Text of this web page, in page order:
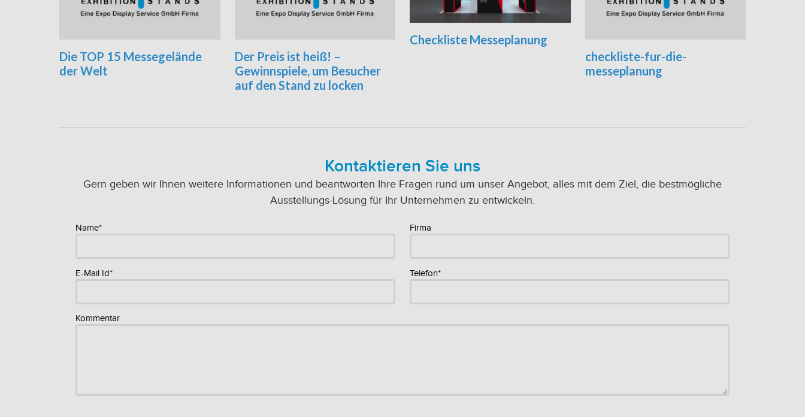
Die TOP 15 Messegelände
der Welt
Der Preis ist heiß! –
Gewinnspiele, um Besucher
auf den Stand zu locken
Checkliste Messeplanung
checkliste-fur-die-
messeplanung
Kontaktieren Sie uns
Gern geben wir Ihnen weitere Informationen und beantworten Ihre Fragen rund um unser Angebot, alles mit dem Ziel, die bestmögliche
Ausstellungs-Lösung für Ihr Unternehmen zu entwickeln.
Name* Firma
E-Mail Id* Telefon*
Kommentar